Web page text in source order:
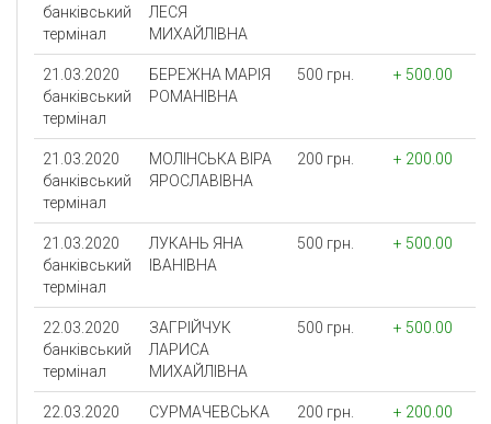
банківський
термінал
ЛЕСЯ
МИХАЙЛIВНА
21.03.2020
банківський
термінал
БЕРЕЖНА МАРIЯ
РОМАНIВНА
500 грн. + 500.00
21.03.2020
банківський
термінал
МОЛIНСЬКА ВIРА
ЯРОСЛАВIВНА
200 грн. + 200.00
21.03.2020
банківський
термінал
ЛУКАНЬ ЯНА
IВАНIВНА
500 грн. + 500.00
22.03.2020
банківський
термінал
ЗАГРIЙЧУК
ЛАРИСА
МИХАЙЛIВНА
500 грн. + 500.00
22.03.2020
СУРМАЧЕВСЬКА
200 грн. + 200.00